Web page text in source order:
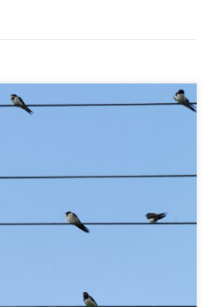
les pattes d'une hirondelle